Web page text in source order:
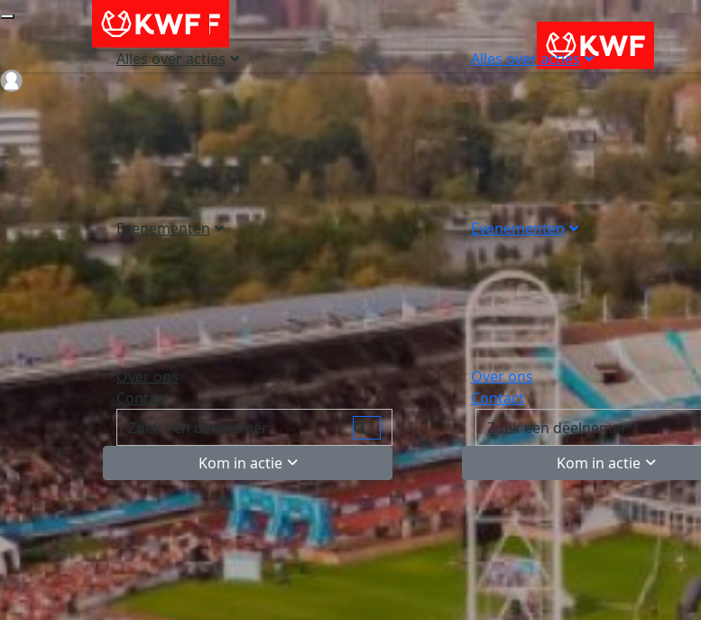
Alles over acties
Evenementen
Over ons
Contact
Kom in actie
Alles over acties
Evenementen
Over ons
Contact
Kom in actie
Login